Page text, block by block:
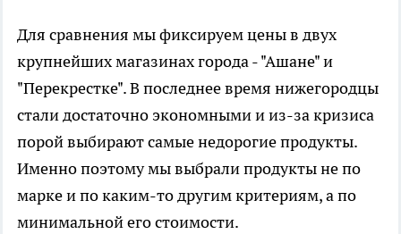
Для сравнения мы фиксируем цены в двух
крупнейших магазинах города - "Ашане" и
"Перекрестке". В последнее время нижегородцы
стали достаточно экономными и из-за кризиса
порой выбирают самые недорогие продукты.
Именно поэтому мы выбрали продукты не по
марке и по каким-то другим критериям, а по
минимальной его стоимости.